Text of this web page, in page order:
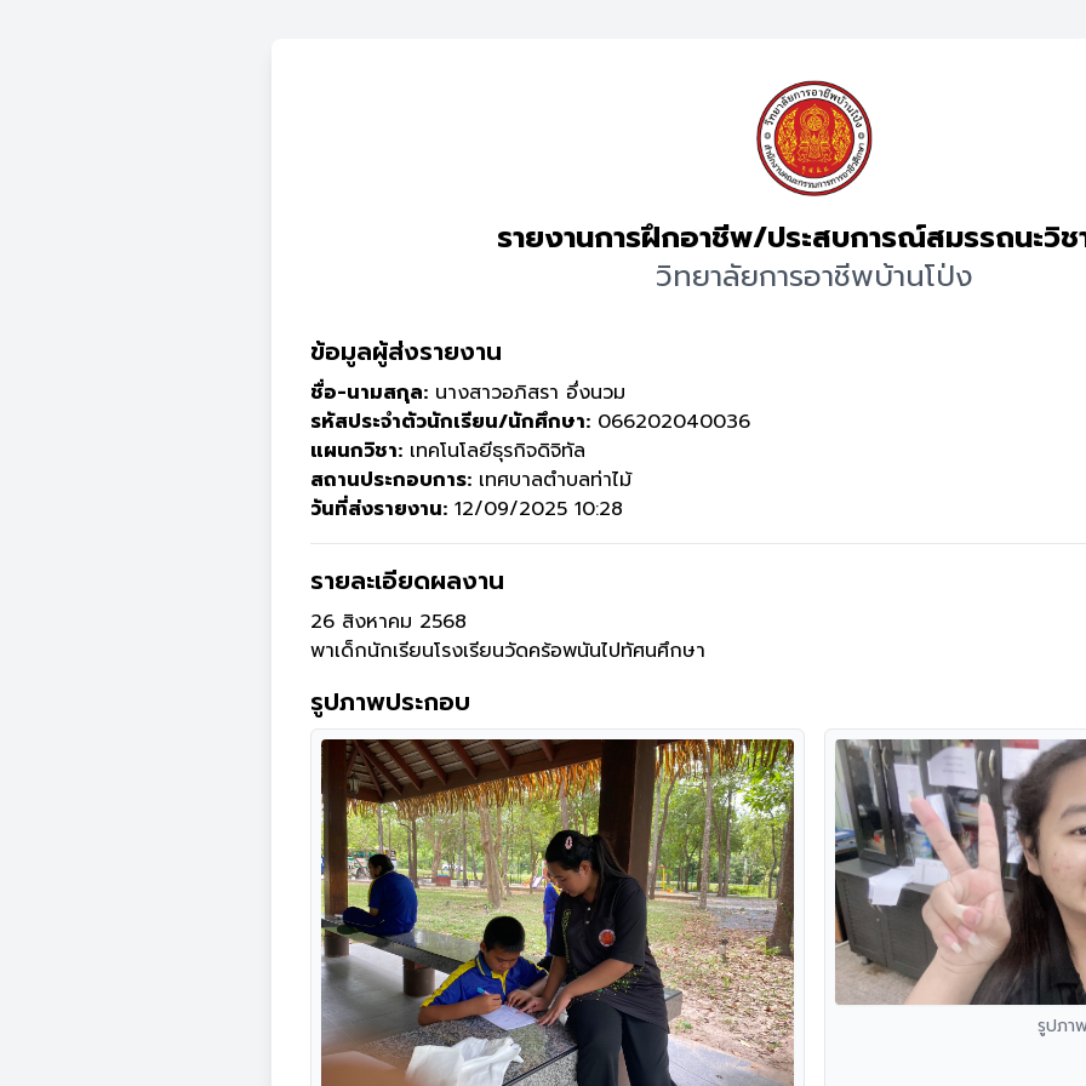
รายงานการฝึกอาชีพ/ประสบการณ์สมรรถนะวิ
วิทยาลัยการอาชีพบ้านโป่ง
ข้อมูลผู้ส่งรายงาน
ชื่อ-นามสกุล: นางสาวอภิสรา อึ่งนวม
รหัสประจำตัวนักเรียน/นักศึกษา: 066202040036
แผนกวิชา: เทคโนโลยีธุรกิจดิจิทัล
สถานประกอบการ: เทศบาลตำบลท่าไม้
วันที่ส่งรายงาน: 12/09/2025 10:28
รายละเอียดผลงาน
26 สิงหาคม 2568
พาเด็กนักเรียนโรงเรียนวัดคร้อพนันไปทัศนศึกษา
รูปภาพประกอบ
รูปภา